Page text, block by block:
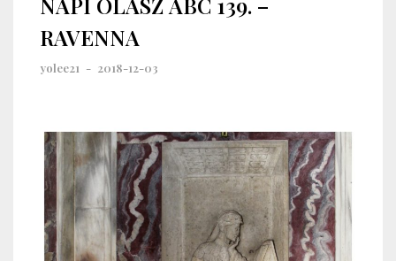
RAVENNA
yolee21 - 2018-12-03